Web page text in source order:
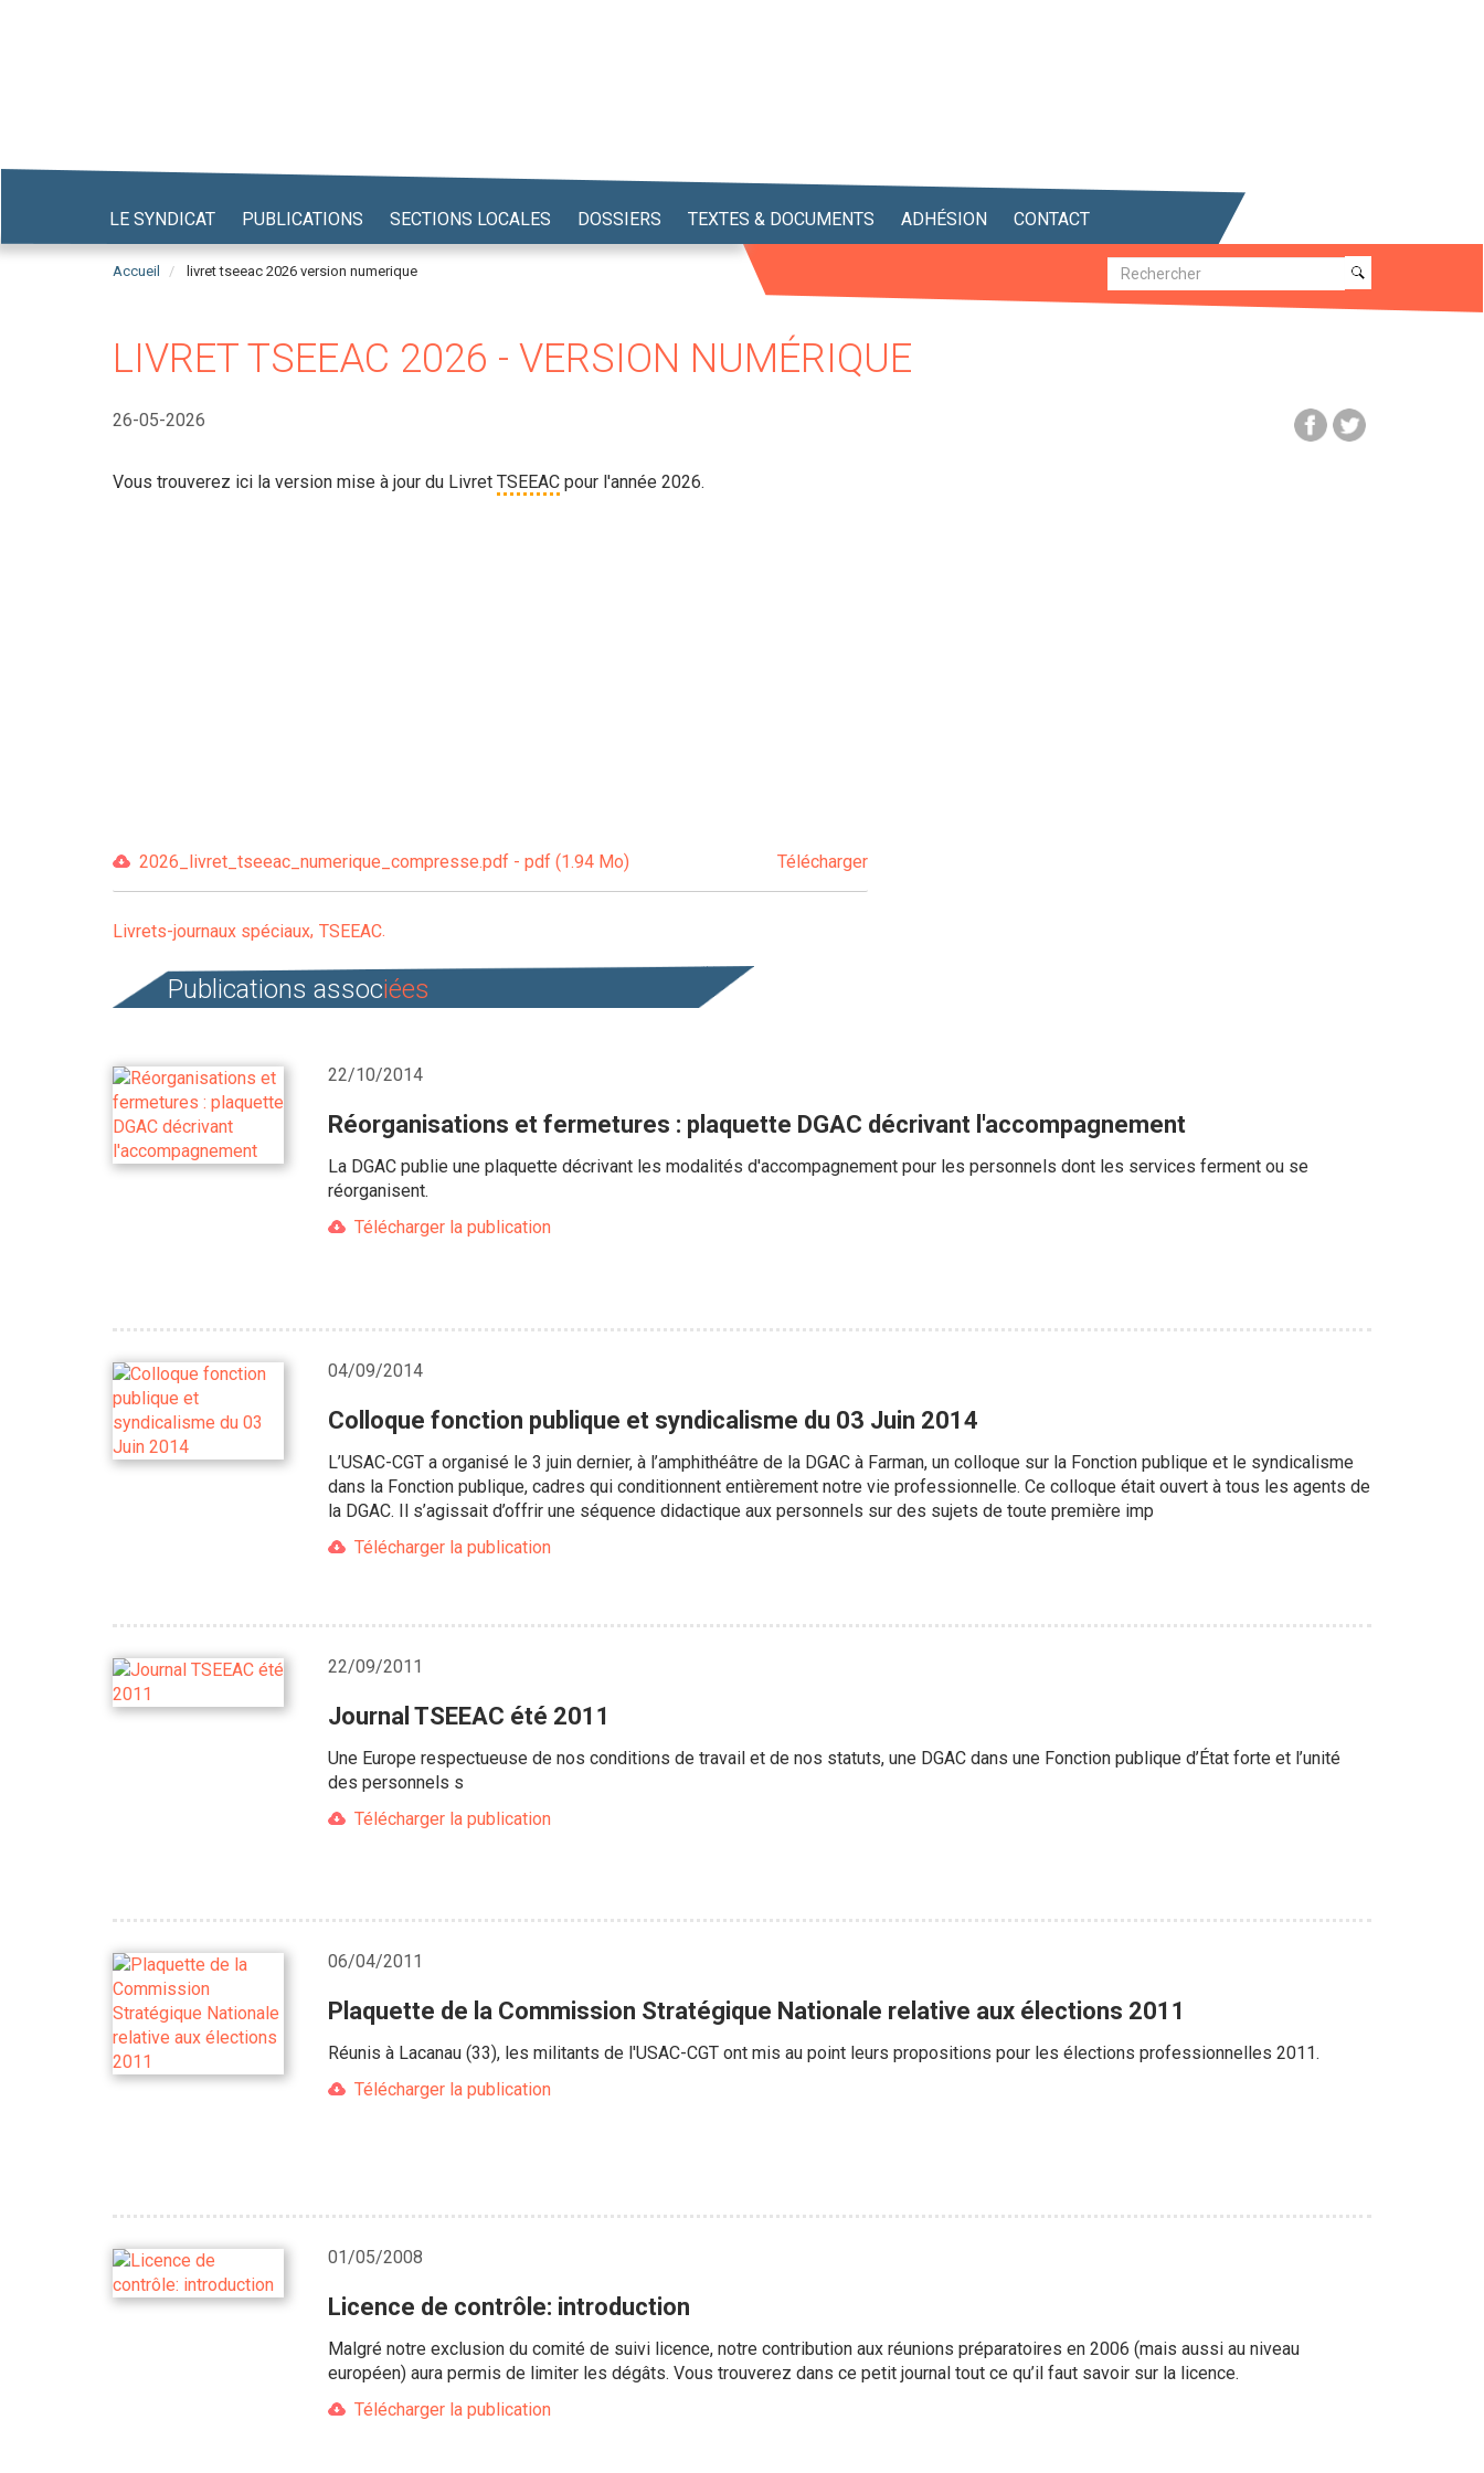
LE SYNDICAT PUBLICATIONS SECTIONS LOCALES DOSSIERS TEXTES & DOCUMENTS ADHÉSION CONTACT
Accueil livret tseeac 2026 version numerique Recherche
Recherche
LIVRET TSEEAC 2026 - VERSION NUMÉRIQUE
26-05-2026
Vous trouverez ici la version mise à jour du Livret TSEEAC pour l'année 2026.
2026_livret_tseeac_numerique_compresse.pdf - pdf (1.94 Mo) Télécharger
Livrets-journaux spéciaux TSEEAC
Publications associées
22/10/2014
Réorganisations et fermetures : plaquette DGAC décrivant l'accompagnement
La DGAC publie une plaquette décrivant les modalités d'accompagnement pour les personnels dont les services ferment ou se
réorganisent.
Télécharger la publication
04/09/2014
Colloque fonction publique et syndicalisme du 03 Juin 2014
L’USAC-CGT a organisé le 3 juin dernier, à l’amphithéâtre de la DGAC à Farman, un colloque sur la Fonction publique et le syndicalisme
dans la Fonction publique, cadres qui conditionnent entièrement notre vie professionnelle. Ce colloque était ouvert à tous les agents de
la DGAC. Il s’agissait d’offrir une séquence didactique aux personnels sur des sujets de toute première imp
Télécharger la publication
22/09/2011
Journal TSEEAC été 2011
Une Europe respectueuse de nos conditions de travail et de nos statuts, une DGAC dans une Fonction publique d’État forte et l’unité
des personnels s
Télécharger la publication
06/04/2011
Plaquette de la Commission Stratégique Nationale relative aux élections 2011
Réunis à Lacanau (33), les militants de l'USAC-CGT ont mis au point leurs propositions pour les élections professionnelles 2011.
Télécharger la publication
01/05/2008
Licence de contrôle: introduction
Malgré notre exclusion du comité de suivi licence, notre contribution aux réunions préparatoires en 2006 (mais aussi au niveau
européen) aura permis de limiter les dégâts. Vous trouverez dans ce petit journal tout ce qu’il faut savoir sur la licence.
Télécharger la publication